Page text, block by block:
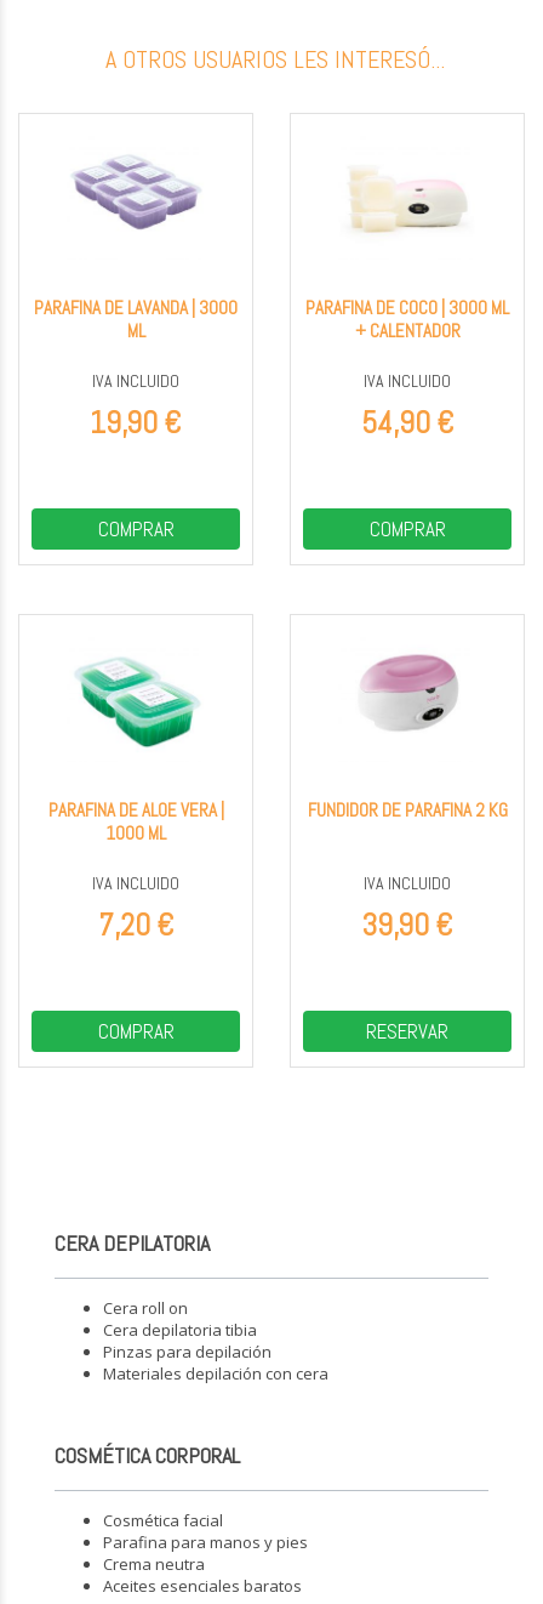
A OTROS USUARIOS LES INTERESÓ...
PARAFINA DE LAVANDA | 3000
ML
IVA INCLUIDO
19,90 €
COMPRAR
PARAFINA DE COCO | 3000 ML
+ CALENTADOR
IVA INCLUIDO
54,90 €
COMPRAR
PARAFINA DE ALOE VERA |
1000 ML
IVA INCLUIDO
7,20 €
COMPRAR
FUNDIDOR DE PARAFINA 2 KG
IVA INCLUIDO
39,90 €
RESERVAR
CERA DEPILATORIA
Cera roll on
Cera depilatoria tibia
Pinzas para depilación
Materiales depilación con cera
COSMÉTICA CORPORAL
Cosmética facial
Parafina para manos y pies
Crema neutra
Aceites esenciales baratos